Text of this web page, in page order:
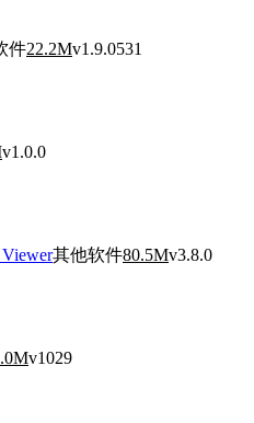
件22.2Mv1.9.0531
v1.0.0
其他软件80.5Mv3.8.0
v1029